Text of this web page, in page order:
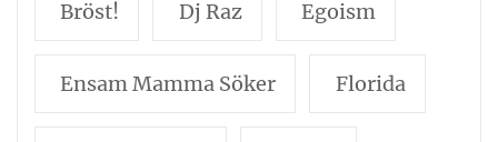
Bröst! Dj Raz Egoism
Ensam Mamma Söker Florida